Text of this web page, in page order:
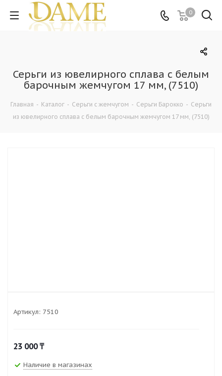
0
Серьги из ювелирного сплава с белым
барочным жемчугом 17 мм, (7510)
Главная - Каталог - Серьги с жемчугом - Серьги Барокко - Серьги
из ювелирного сплава с белым барочным жемчугом 17 мм, (7510)
Артикул: 7510
23 000₸
Наличие в магазинах